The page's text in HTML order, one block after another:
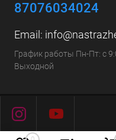
87076034024
Email:
График работы Пн-Пт: с
Выходной